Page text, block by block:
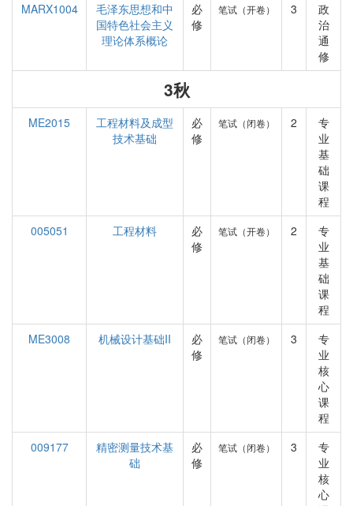
MARX1004
毛泽东思想和中
国特色社会主义
理论体系概论
必
修
笔试（开卷） 3
政
治
通
修
3秋
ME2015
工程材料及成型
技术基础
必
修
笔试（闭卷） 2
专
业
基
础
课
程
005051
工程材料
必
修
笔试（开卷） 2
专
业
基
础
课
程
ME3008
机械设计基础II
必
修
笔试（闭卷） 3
专
业
核
心
课
程
009177
精密测量技术基
础
必
修
笔试（闭卷） 3
专
业
核
心